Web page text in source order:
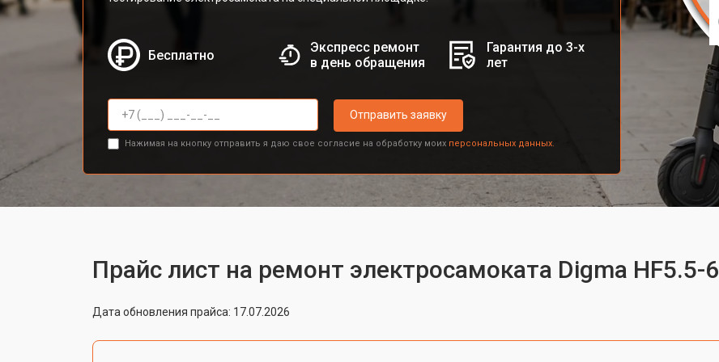
Бесплатно
Экспресс ремонт
в день обращения
Гарантия до 3-х
лет
Отправить заявку
Нажимая на кнопку отправить я даю свое согласие на обработку моих персональных данных.
Прайс лист на ремонт электросамоката Digma HF5.5-6
Дата обновления прайса: 17.07.2026